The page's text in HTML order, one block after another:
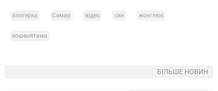
блогерка Самар відео син жонглює
кошенятами
БІЛЬШЕ НОВИН